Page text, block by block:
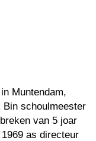
Muntendam,
Bin schoulmeester
van 5 joar
as directeur